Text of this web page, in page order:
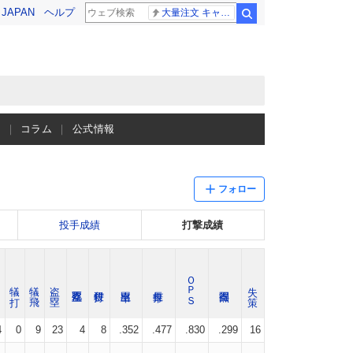
ヘルプ
コラム 公式情報
フォロー
投手成績 打撃成績
ＯＰＳ
0 9 23 4 8 .352 .477 .830 .299 16